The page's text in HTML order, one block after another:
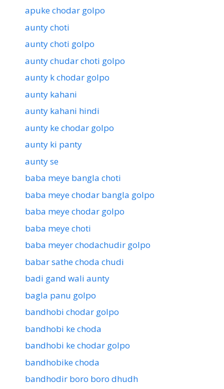
apuke chodar golpo
aunty choti
aunty choti golpo
aunty chudar choti golpo
aunty k chodar golpo
aunty kahani
aunty kahani hindi
aunty ke chodar golpo
aunty ki panty
aunty se
baba meye bangla choti
baba meye chodar bangla golpo
baba meye chodar golpo
baba meye choti
baba meyer chodachudir golpo
babar sathe choda chudi
badi gand wali aunty
bagla panu golpo
bandhobi chodar golpo
bandhobi ke choda
bandhobi ke chodar golpo
bandhobike choda
bandhodir boro boro dhudh